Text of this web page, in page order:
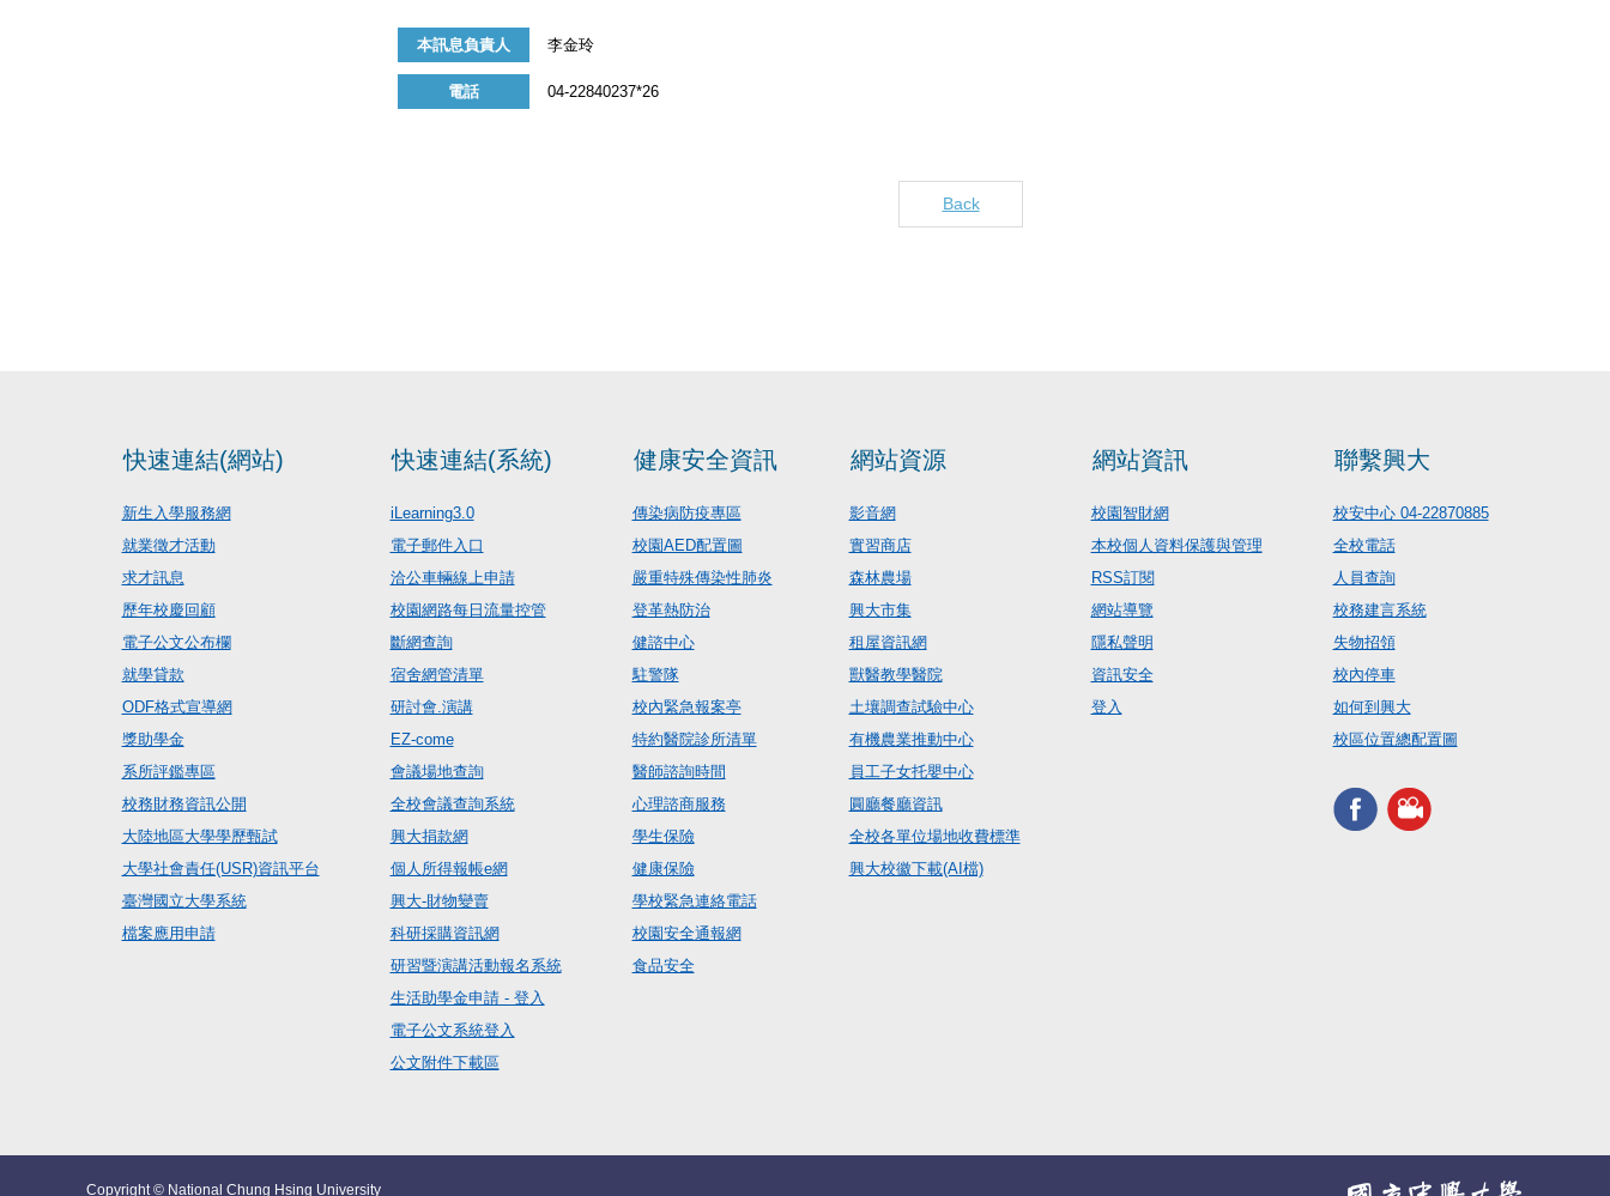
本訊息負責人 李金玲
電話 04-22840237*26
Back
快速連結(網站)
新生入學服務網
就業徵才活動
求才訊息
歷年校慶回顧
電子公文公布欄
就學貸款
ODF格式宣導網
獎助學金
系所評鑑專區
校務財務資訊公開
大陸地區大學學歷甄試
大學社會責任(USR)資訊平台
臺灣國立大學系統
檔案應用申請
快速連結(系統)
iLearning3.0
電子郵件入口
洽公車輛線上申請
校園網路每日流量控管
斷網查詢
宿舍網管清單
研討會.演講
EZ-come
會議場地查詢
全校會議查詢系統
興大捐款網
個人所得報帳e網
興大-財物變賣
科研採購資訊網
研習暨演講活動報名系統
生活助學金申請 - 登入
電子公文系統登入
公文附件下載區
健康安全資訊
傳染病防疫專區
校園AED配置圖
嚴重特殊傳染性肺炎
登革熱防治
健諮中心
駐警隊
校內緊急報案亭
特約醫院診所清單
醫師諮詢時間
心理諮商服務
學生保險
健康保險
學校緊急連絡電話
校園安全通報網
食品安全
網站資源
影音網
實習商店
森林農場
興大市集
租屋資訊網
獸醫教學醫院
土壤調查試驗中心
有機農業推動中心
員工子女托嬰中心
圓廳餐廳資訊
全校各單位場地收費標準
興大校徽下載(AI檔)
網站資訊
校園智財網
本校個人資料保護與管理
RSS訂閱
網站導覽
隱私聲明
資訊安全
登入
聯繫興大
校安中心 04-22870885
全校電話
人員查詢
校務建言系統
失物招領
校內停車
如何到興大
校區位置總配置圖
Copyright © National Chung Hsing University